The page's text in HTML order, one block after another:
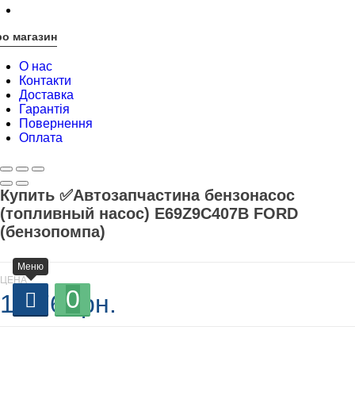
магазин
О нас
Контакти
Доставка
Гарантія
Повернення
Оплата
Купить ✅Автозапчастина бензонасос
(топливный насос) E69Z9C407B FORD
(бензопомпа)
ЦЕНА
1 376 грн.
Меню
0